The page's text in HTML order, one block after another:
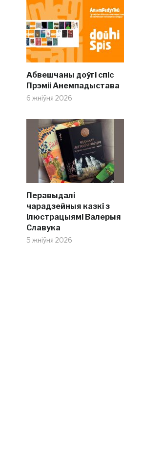
Абвешчаны доўгі спіс
Прэміі Анемпадыстава
6 жніўня 2026
Перавыдалі
чарадзейныя казкі з
ілюстрацыямі Валерыя
Славука
5 жніўня 2026